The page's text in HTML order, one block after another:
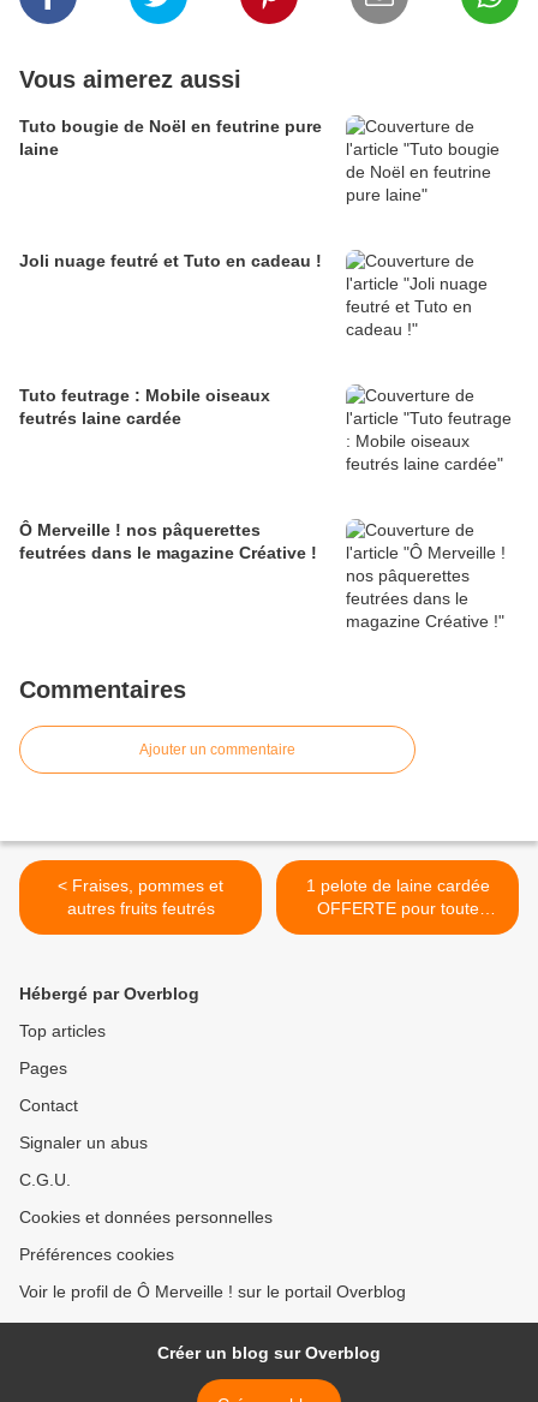
Vous aimerez aussi
Tuto bougie de Noël en feutrine pure
laine
Joli nuage feutré et Tuto en cadeau !
Tuto feutrage : Mobile oiseaux
feutrés laine cardée
Ô Merveille ! nos pâquerettes
feutrées dans le magazine Créative !
Commentaires
Ajouter un commentaire
< Fraises, pommes et
autres fruits feutrés
1 pelote de laine cardée
OFFERTE pour toute
commande passée sur la
Hébergé par Overblog
Top articles
Pages
Contact
Signaler un abus
C.G.U.
Cookies et données personnelles
Préférences cookies
Voir le profil de Ô Merveille ! sur le portail Overblog
Créer un blog sur Overblog